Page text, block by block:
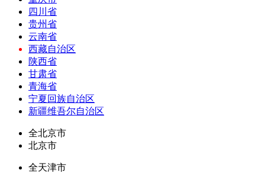
四川省
贵州省
云南省
西藏自治区
陕西省
甘肃省
青海省
宁夏回族自治区
新疆维吾尔自治区
全北京市
北京市
全天津市